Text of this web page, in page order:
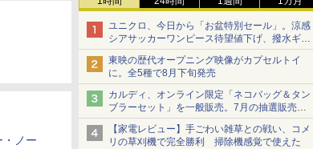
ユニクロ、今日から「お盆特別セール」。涼感
シアサッカーワンピース待望値下げ、撥水ギア
ショーツは1990円に
東映の歴代オープニング映像がカプセルトイ
に。全5種で8月下旬発売
カルディ、オンライン限定「ネコバッグ＆タン
ブラーセット」を一般販売。7月の抽選販売の
当選無効分
【家電レビュー】手ごわい雑草との戦い、コメ
リの草刈機で完全勝利 掃除機感覚で使えた
・ノー